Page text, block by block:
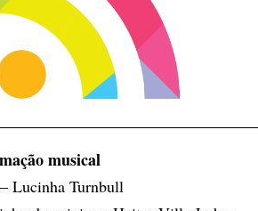
musical
Lucinha Turnbull